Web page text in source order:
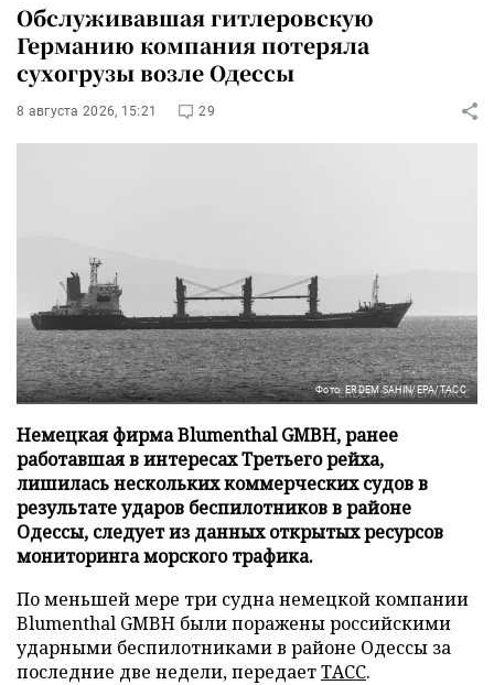
Обслуживавшая гитлеровскую
Германию компания потеряла
сухогрузы возле Одессы
8 августа 2026, 15:21 29
Фото: ERDEM SAHIN/EPA/ТАСС
Немецкая фирма Blumenthal GMBH, ранее
работавшая в интересах Третьего рейха,
лишилась нескольких коммерческих судов в
результате ударов беспилотников в районе
Одессы, следует из данных открытых ресурсов
мониторинга морского трафика.
По меньшей мере три судна немецкой компании
Blumenthal GMBH были поражены российскими
ударными беспилотниками в районе Одессы за
последние две недели, передаетТАСС.